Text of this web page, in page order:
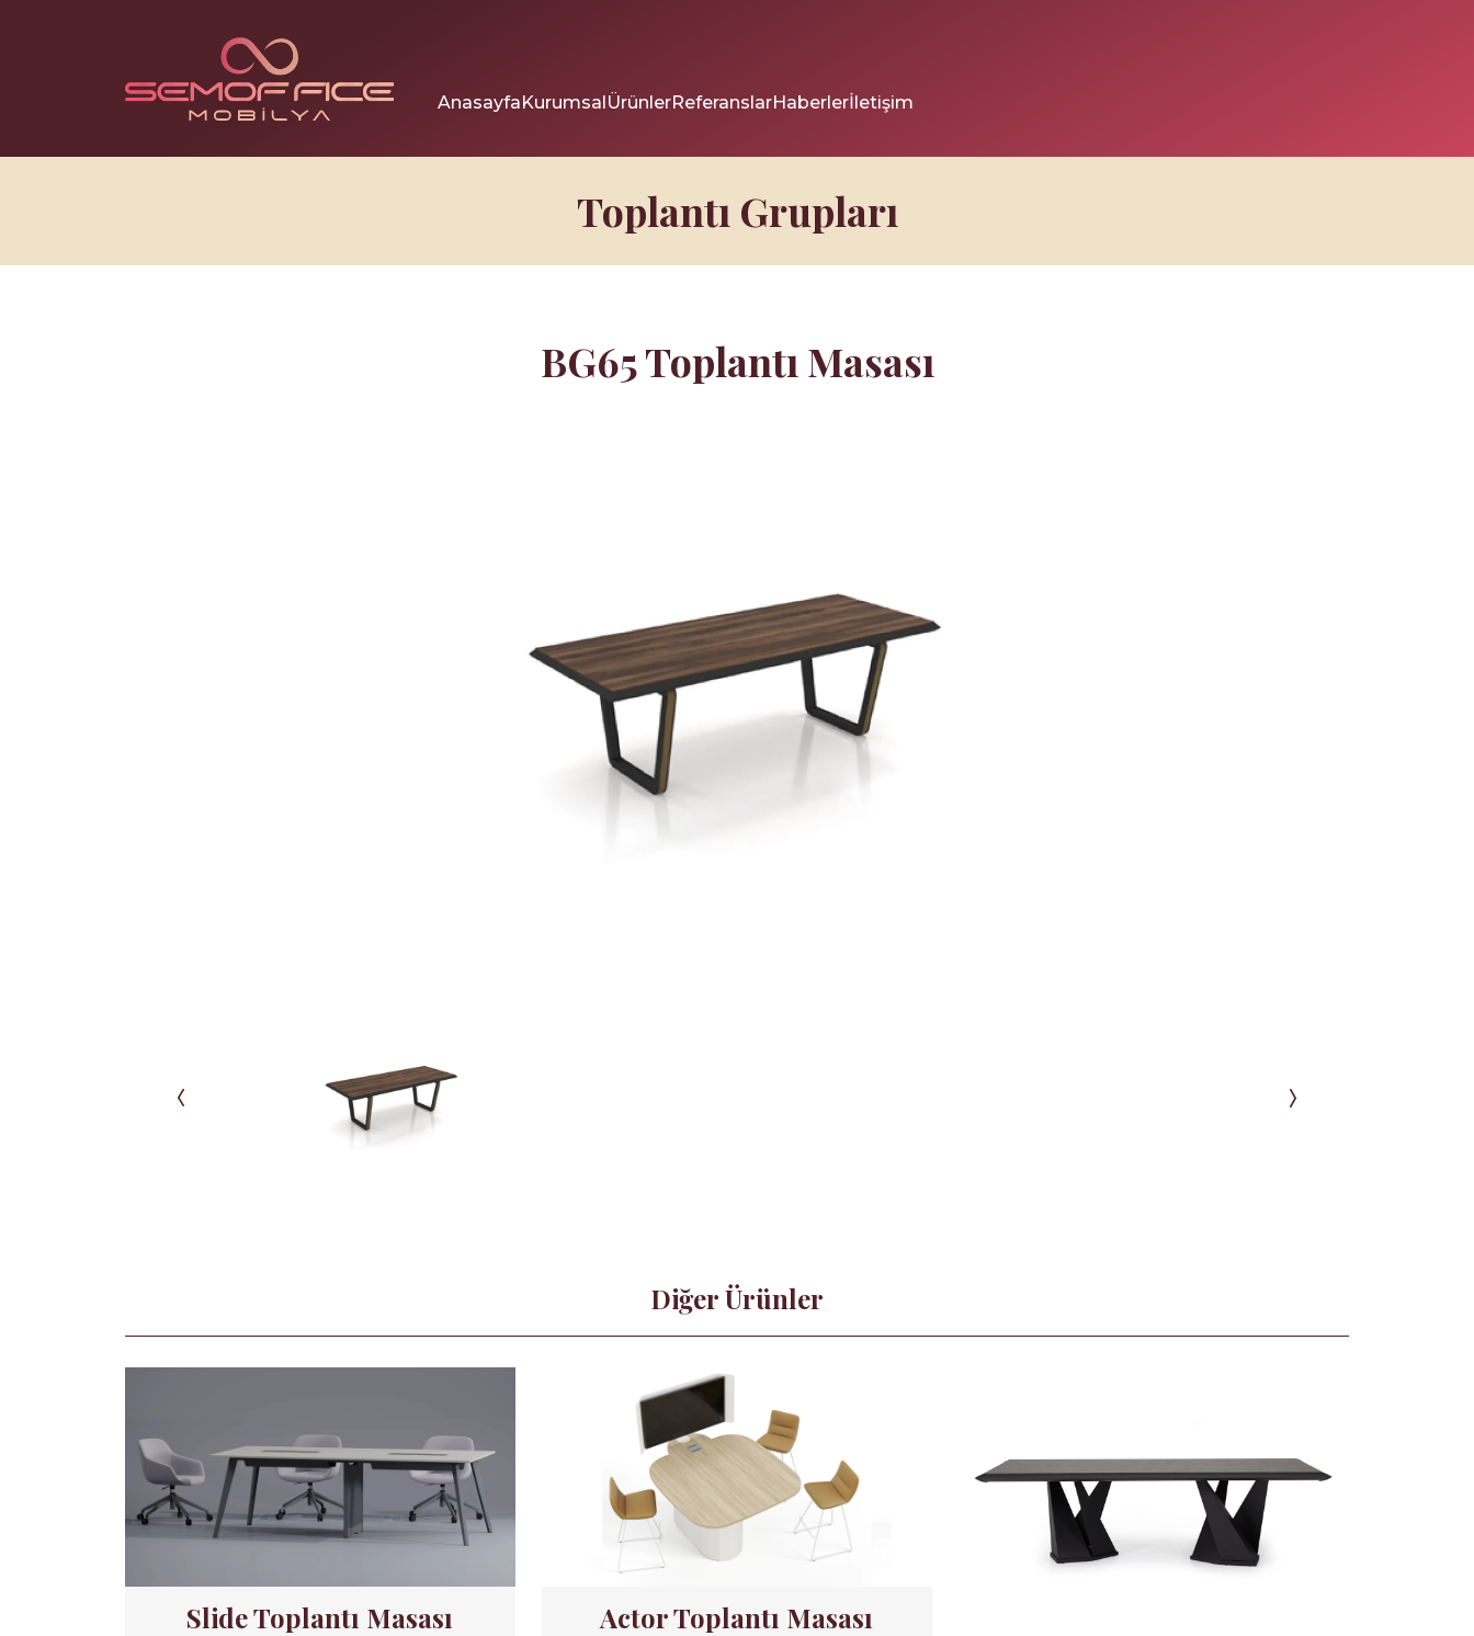
AnasayfaKurumsalÜrünlerReferanslarHaberlerİletişim
Toplantı Grupları
BG65 Toplantı Masası
Diğer Ürünler
Slide Toplantı Masası
Actor Toplantı Masası